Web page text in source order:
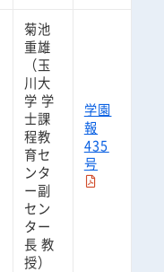
菊池
重雄
（玉
川大
学 学
士課
程教
育セ
ンタ
ー副
セン
ター
長 教
授）
学園
報
435
号